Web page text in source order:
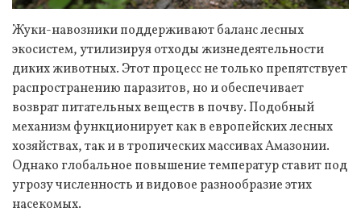
Жуки-навозники поддерживают баланс лесных
экосистем, утилизируя отходы жизнедеятельности
диких животных. Этот процесс не только препятствует
распространению паразитов, но и обеспечивает
возврат питательных веществ в почву. Подобный
механизм функционирует как в европейских лесных
хозяйствах, так и в тропических массивах Амазонии.
Однако глобальное повышение температур ставит под
угрозу численность и видовое разнообразие этих
насекомых.